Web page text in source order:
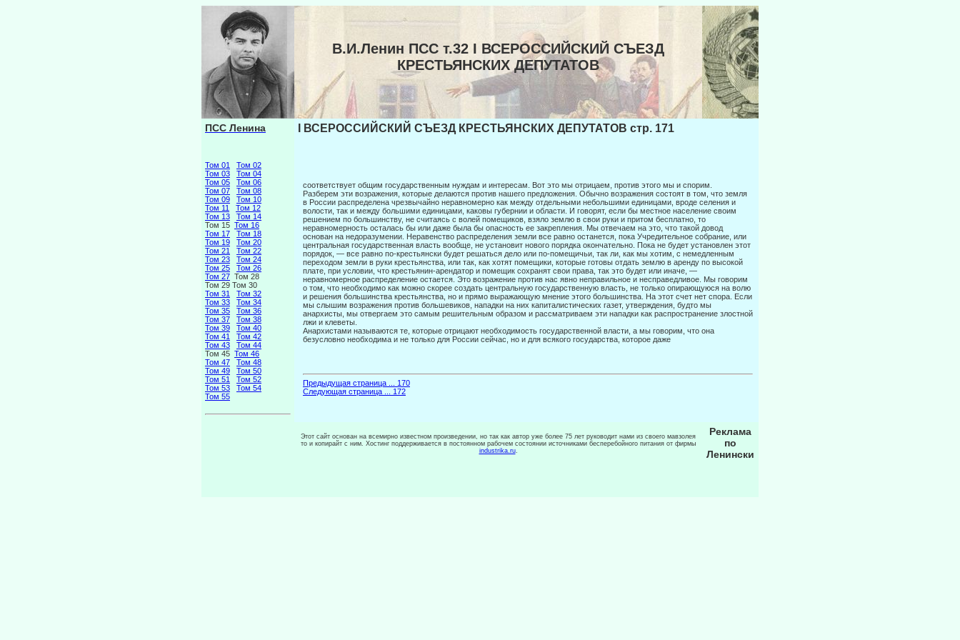
В.И.Ленин ПСС т.32 I ВСЕРОССИЙСКИЙ СЪЕЗД
КРЕСТЬЯНСКИХ ДЕПУТАТОВ
ПСС Ленина
Том 01
Том 02
Том 03
Том 04
Том 05
Том 06
Том 07
Том 08
Том 09
Том 10
Том 11
Том 12
Том 13
Том 14
Том 15 Том 16
Том 17
Том 18
Том 19
Том 20
Том 21
Том 22
Том 23
Том 24
Том 25
Том 26
Том 27 Том 28
Том 29 Том 30
Том 31
Том 32
Том 33
Том 34
Том 35
Том 36
Том 37
Том 38
Том 39
Том 40
Том 41
Том 42
Том 43
Том 44
Том 45 Том 46
Том 47
Том 48
Том 49
Том 50
Том 51
Том 52
Том 53
Том 54
Том 55
I ВСЕРОССИЙСКИЙ СЪЕЗД КРЕСТЬЯНСКИХ ДЕПУТАТОВ стр. 171
соответствует общим государственным нуждам и интересам. Вот это мы отрицаем, против этого мы и спорим.
Разберем эти возражения, которые делаются против нашего предложения. Обычно возражения состоят в том, что земля
в России распределена чрезвычайно неравномерно как между отдельными небольшими единицами, вроде селения и
волости, так и между большими единицами, каковы губернии и области. И говорят, если бы местное населе­ние своим
решением по большинству, не считаясь с волей помещиков, взяло землю в свои руки и притом бесплатно, то
неравномерность осталась бы или даже была бы опасность ее закрепления. Мы отвечаем на это, что такой довод
основан на недоразу­мении. Неравенство распределения земли все равно останется, пока Учредительное со­брание, или
центральная государственная власть вообще, не установит нового порядка окончательно. Пока не будет установлен этот
порядок, — все равно по-крестьянски бу­дет решаться дело или по-помещичьи, так ли, как мы хотим, с немедленным
переходом земли в руки крестьянства, или так, как хотят помещики, которые готовы отдать землю в аренду по высокой
плате, при условии, что крестьянин-арендатор и помещик сохра­нят свои права, так это будет или иначе, —
неравномерное распределение остается. Это возражение против нас явно неправильное и несправедливое. Мы говорим
о том, что необходимо как можно скорее создать центральную государственную власть, не только опирающуюся на волю
и решения большинства крестьянства, но и прямо выражающую мнение этого большинства. На этот счет нет спора. Если
мы слышим возражения про­тив большевиков, нападки на них капиталистических газет, утверждения, будто мы
анархисты, мы отвергаем это самым решительным образом и рассматриваем эти напад­ки как распространение злостной
лжи и клеветы.
Анархистами называются те, которые отрицают необходимость государственной власти, а мы говорим, что она
безусловно необходима и не только для России сейчас, но и для всякого государства, которое даже
Предыдущая страница ... 170
Следующая страница ... 172
Этот сайт основан на всемирно известном произведении, но так как автор уже более 75 лет руководит нами из своего мавзолея
то и копирайт с ним. Хостинг поддерживается в постоянном рабочем состоянии источниками бесперебойного питания от фирмы
industrika.ru.
Реклама
по
Ленински